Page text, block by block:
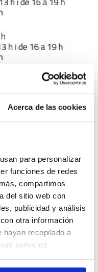
Acerca de las cookies
para personalizar
funciones de redes
compartimos
del sitio web con
publicidad y análisis
otra información
hayan recopilado a
servicios.